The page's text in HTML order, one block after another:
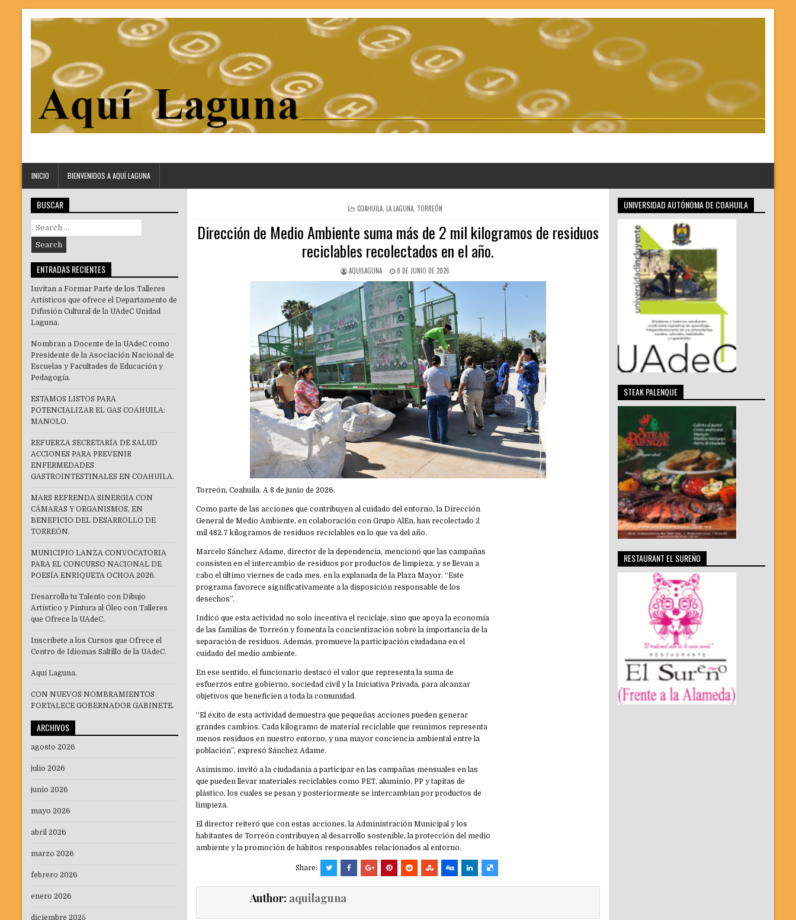
INICIO BIENVENIDOS A AQUÍ LAGUNA
POSTED
IN
COAHUILA, LA LAGUNA, TORREÓN
Dirección de Medio Ambiente suma más de 2 mil kilogramos de residuos
reciclables recolectados en el año.
AQUILAGUNA 8 DE JUNIO DE 2026
Torreón, Coahuila. A 8 de junio de 2026.
Como parte de las acciones que contribuyen al cuidado del entorno, la Dirección
General de Medio Ambiente, en colaboración con Grupo AlEn, han recolectado 2
mil 482.7 kilogramos de residuos reciclables en lo que va del año.
Marcelo Sánchez Adame, director de la dependencia, mencionó que las campañas
consisten en el intercambio de residuos por productos de limpieza, y se llevan a
cabo el último viernes de cada mes, en la explanada de la Plaza Mayor. “Este
programa favorece significativamente a la disposición responsable de los
desechos”.
Indicó que esta actividad no solo incentiva el reciclaje, sino que apoya la economía
de las familias de Torreón y fomenta la concientización sobre la importancia de la
separación de residuos. Además, promueve la participación ciudadana en el
cuidado del medio ambiente.
En ese sentido, el funcionario destacó el valor que representa la suma de
esfuerzos entre gobierno, sociedad civil y la Iniciativa Privada, para alcanzar
objetivos que beneficien a toda la comunidad.
“El éxito de esta actividad demuestra que pequeñas acciones pueden generar
grandes cambios. Cada kilogramo de material reciclable que reunimos representa
menos residuos en nuestro entorno, y una mayor conciencia ambiental entre la
población”, expresó Sánchez Adame.
Asimismo, invitó a la ciudadanía a participar en las campañas mensuales en las
que pueden llevar materiales reciclables como PET, aluminio, PP y tapitas de
plástico, los cuales se pesan y posteriormente se intercambian por productos de
limpieza.
El director reiteró que con estas acciones, la Administración Municipal y los
habitantes de Torreón contribuyen al desarrollo sostenible, la protección del medio
ambiente y la promoción de hábitos responsables relacionados al entorno.
Share:
Author: aquilaguna
BUSCAR
Search
for:
ENTRADAS RECIENTES
Invitan a Formar Parte de los Talleres
Artísticos que ofrece el Departamento de
Difusión Cultural de la UAdeC Unidad
Laguna.
Nombran a Docente de la UAdeC como
Presidente de la Asociación Nacional de
Escuelas y Facultades de Educación y
Pedagogía.
ESTAMOS LISTOS PARA
POTENCIALIZAR EL GAS COAHUILA:
MANOLO.
REFUERZA SECRETARÍA DE SALUD
ACCIONES PARA PREVENIR
ENFERMEDADES
GASTROINTESTINALES EN COAHUILA.
MARS REFRENDA SINERGIA CON
CÁMARAS Y ORGANISMOS, EN
BENEFICIO DEL DESARROLLO DE
TORREÓN.
MUNICIPIO LANZA CONVOCATORIA
PARA EL CONCURSO NACIONAL DE
POESÍA ENRIQUETA OCHOA 2026.
Desarrolla tu Talento con Dibujo
Artístico y Pintura al Óleo con Talleres
que Ofrece la UAdeC.
Inscríbete a los Cursos que Ofrece el
Centro de Idiomas Saltillo de la UAdeC.
Aquí Laguna.
CON NUEVOS NOMBRAMIENTOS
FORTALECE GOBERNADOR GABINETE.
ARCHIVOS
agosto 2026
julio 2026
junio 2026
mayo 2026
abril 2026
marzo 2026
febrero 2026
enero 2026
diciembre 2025
UNIVERSIDAD AUTÓNOMA DE COAHUILA
STEAK PALENQUE
RESTAURANT EL SUREÑO